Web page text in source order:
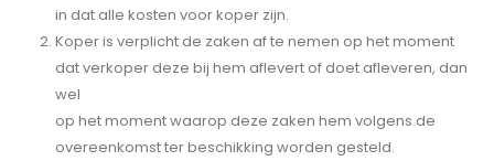
in dat alle kosten voor koper zijn.
Koper is verplicht de zaken af te nemen op het moment
dat verkoper deze bij hem aflevert of doet afleveren, dan
wel
op het moment waarop deze zaken hem volgens de
overeenkomst ter beschikking worden gesteld.